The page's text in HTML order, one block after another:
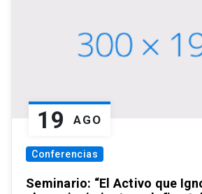
19 AGO
Conferencias
Seminario: “El Activo que